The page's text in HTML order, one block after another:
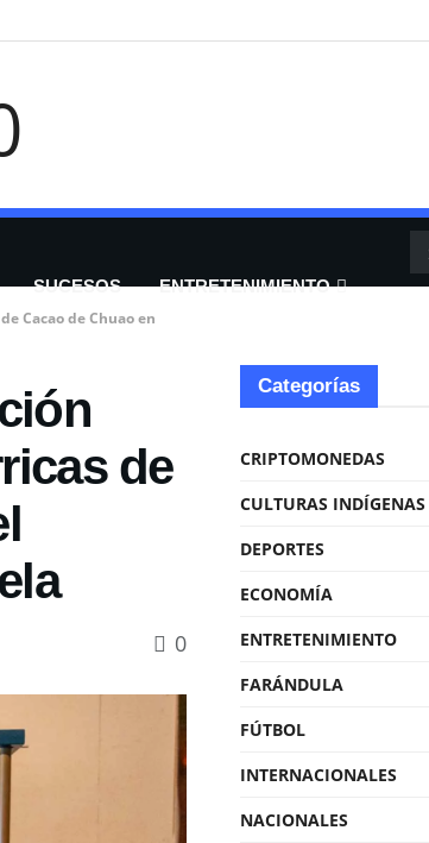
SUCESOS
ENTRETENIMIENTO
Cacao de Chuao en
de
0
Categorías
CRIPTOMONEDAS
CULTURAS INDÍGENAS
DEPORTES
ECONOMÍA
ENTRETENIMIENTO
FARÁNDULA
FÚTBOL
INTERNACIONALES
NACIONALES